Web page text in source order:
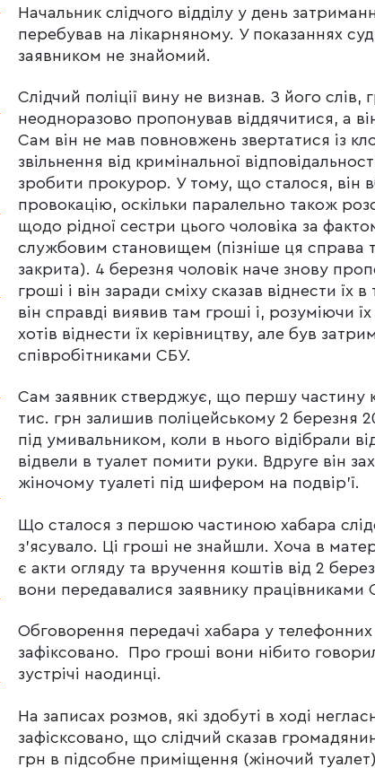
Начальник слідчого відділу у день
перебував на лікарняному. У показаннях
заявником не знайомий.
Слідчий поліції вину не визнав. З його
неодноразово пропонував віддячитися, а
Сам він не мав повновжень звертатися із
звільнення від кримінальної
зробити прокурор. У тому, що сталося, він
провокацію, оскільки паралельно також
щодо рідної сестри цього чоловіка за
службовим становищем (пізніше ця справа
закрита). 4 березня чоловік наче знову
гроші і він заради сміху сказав віднести їх в
він справді виявив там гроші і, розуміючи
хотів віднести їх керівництву, але був
співробітниками СБУ.
Сам заявник стверджує, що першу частину
тис. грн залишив поліцейському 2 березня
під умивальником, коли в нього відібрали
відвели в туалет помити руки. Вдруге він
жіночому туалеті під шифером на подвір’ї.
Що сталося з першою частиною хабара
з’ясувало. Ці гроші не знайшли. Хоча в
є акти огляду та вручення коштів від 2
вони передавалися заявнику працівниками
Обговорення передачі хабара у
зафіксовано. Про гроші вони нібито
зустрічі наодинці.
На записах розмов, які здобуті в ході
зафісксовано, що слідчий сказав
грн в підсобне приміщення (жіночий